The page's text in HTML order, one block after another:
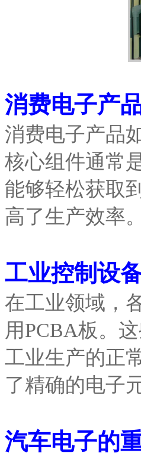
消费电子产
消费电子产品
核心组件通常
能够轻松获取
高了生产效率。
工业控制设
在工业领域，
用PCBA板。
工业生产的正
了精确的电子
汽车电子的